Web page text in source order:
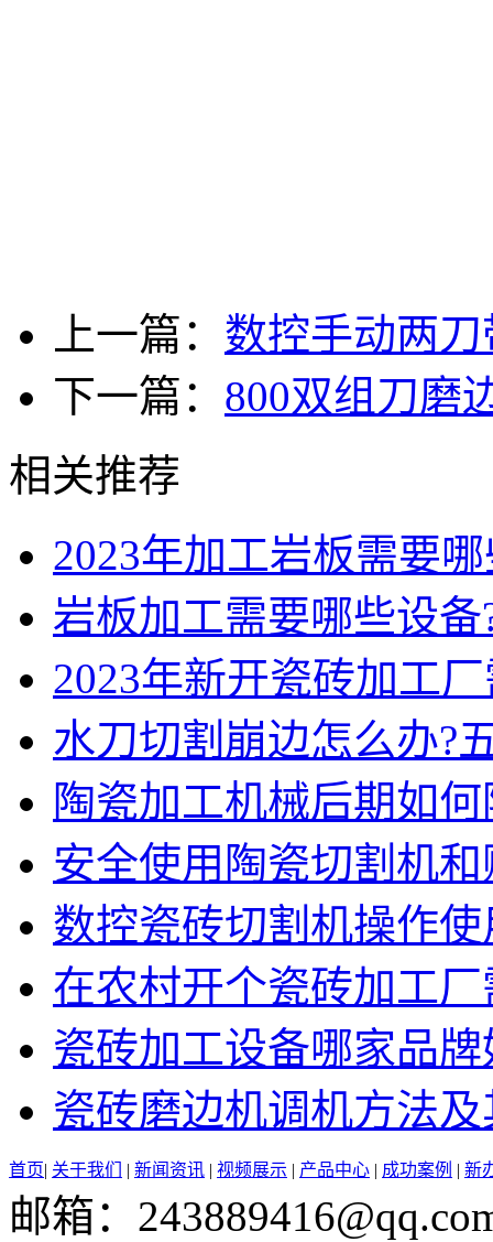
上一篇： 数控手动两
下一篇： 800双组刀磨
相关推荐
2023年加工岩板需要
岩板加工需要哪些设
2023年新开瓷砖加工
水刀切割崩边怎么办?
陶瓷加工机械后期如
安全使用陶瓷切割机
数控瓷砖切割机操作
在农村开个瓷砖加工
瓷砖加工设备哪家品牌
瓷砖磨边机调机方法
首页| 关于我们 | 新闻资讯 | 视频展示 | 产品中心 | 成功案例 | 新
邮箱：